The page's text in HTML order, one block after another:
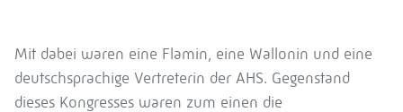
Mit dabei waren eine Flamin, eine Wallonin und eine
deutschsprachige Vertreterin der AHS. Gegenstand
dieses Kongresses waren zum einen die